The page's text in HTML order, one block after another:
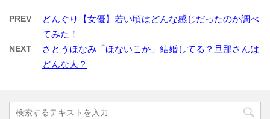
PREV
どんぐり【女優】若い頃はどんな感じだったのか調べ
てみた！
NEXT
さとうほなみ「ほないこか」結婚してる？旦那さんは
どんな人？